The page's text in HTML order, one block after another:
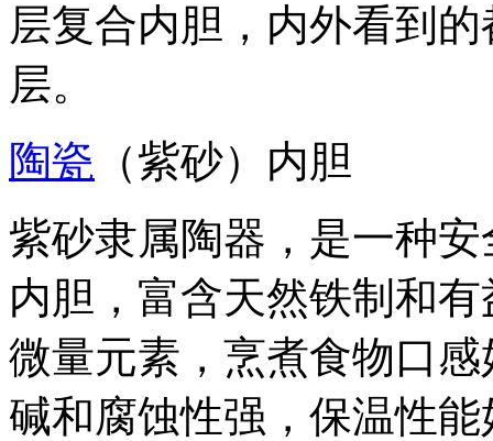
层复合内胆，内外看到
层。
陶瓷 （紫砂）内胆
紫砂隶属陶器，是一种
内胆，富含天然铁制和
微量元素，烹煮食物口
碱和腐蚀性强，保温性能